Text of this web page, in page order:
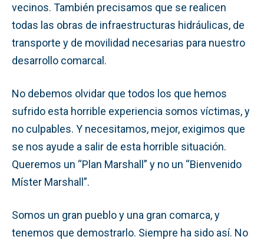
vecinos. También precisamos que se realicen
todas las obras de infraestructuras hidráulicas, de
transporte y de movilidad necesarias para nuestro
desarrollo comarcal.
No debemos olvidar que todos los que hemos
sufrido esta horrible experiencia somos víctimas, y
no culpables. Y necesitamos, mejor, exigimos que
se nos ayude a salir de esta horrible situación.
Queremos un “Plan Marshall” y no un “Bienvenido
Míster Marshall”.
Somos un gran pueblo y una gran comarca, y
tenemos que demostrarlo. Siempre ha sido así. No